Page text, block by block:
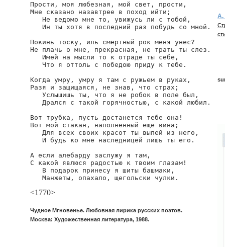
Прости, моя любезная, мой свет, прости,
Мне сказано назавтрее в поход ийти;
   Не ведомо мне то, увижусь ли с тобой,
   Ин ты хотя в последний раз побудь со мной.
Покинь тоску, иль смертный рок меня унес?
Не плачь о мне, прекрасная, не трать ты слез.
   Имей на мысли то к отраде ты себе,
   Что я оттоль с победою приду к тебе.
Когда умру, умру я там с ружьем в руках,
Разя и защищаяся, не знав, что страх;
   Услышишь ты, что я не робок в поле был,
   Дрался с такой горячностью, с какой любил.
Вот трубка, пусть достанется тебе она!
Вот мой стакан, наполненный еще вина;
   Для всех своих красот ты выпей из него,
   И будь ко мне наследницей лишь ты его.
А если алебарду заслужу я там,
С какой явлюся радостью к твоим глазам!
   В подарок принесу я шиты башмаки,
   Манжеты, опахало, щегольски чулки.
<1770>
Чудное Мгновенье. Любовная лирика русских поэтов.
Москва: Художественная литература, 1988.
А.